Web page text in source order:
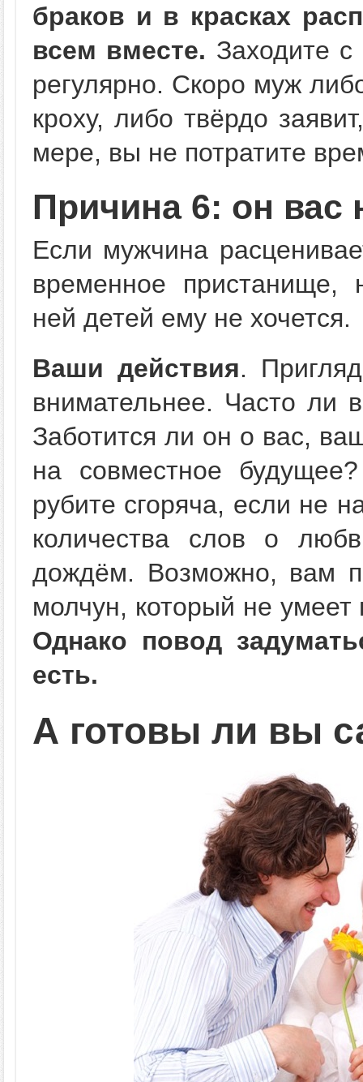
браков и в красках
всем вместе. Заходите
регулярно. Скоро муж
кроху, либо твёрдо
мере, вы не потратите
Причина 6: он вас
Если мужчина
временное пристанище,
ней детей ему не хочется.
Ваши действия.
внимательнее. Часто ли
Заботится ли он о вас,
на совместное
рубите сгоряча, если не
количества слов о
дождём. Возможно, вам
молчун, который не умеет
Однако повод
есть.
А готовы ли вы